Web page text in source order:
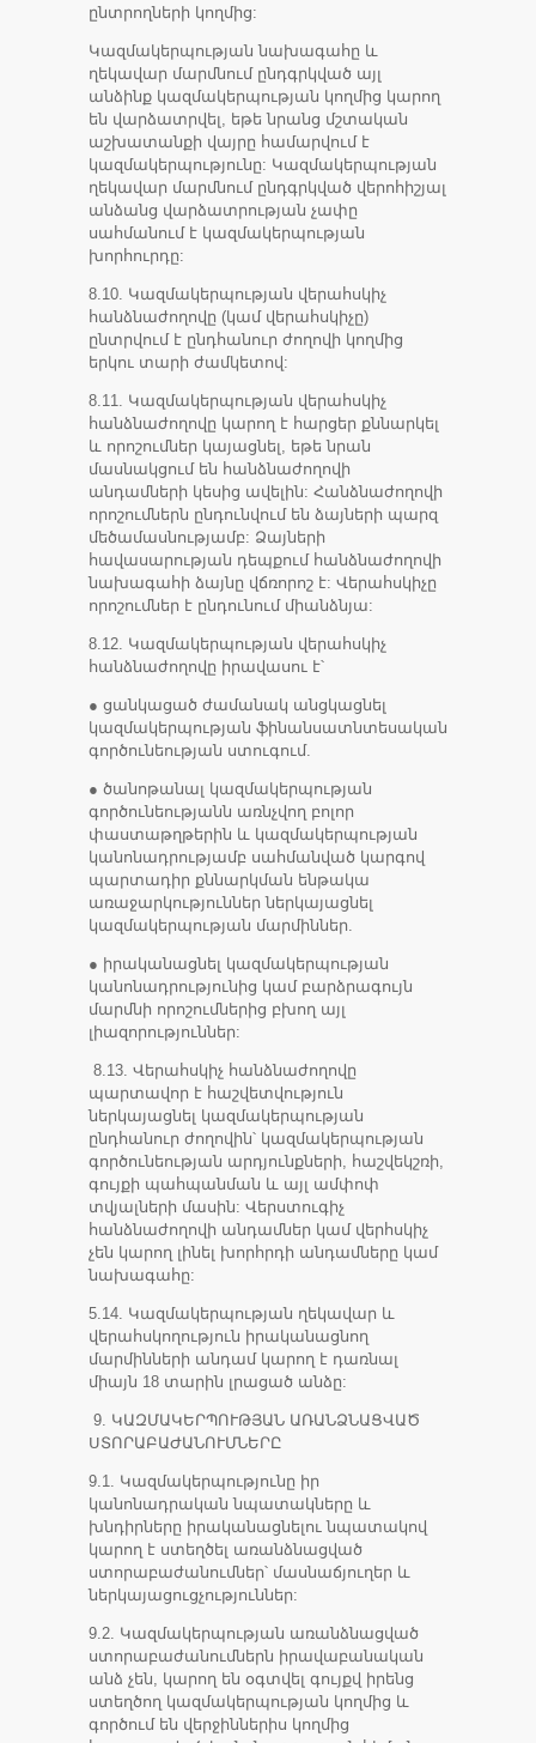
ընտրողների կողմից:
Կազմակերպության նախագահը և
ղեկավար մարմնում ընդգրկված այլ
անձինք կազմակերպության կողմից կարող
են վարձատրվել, եթե նրանց մշտական
աշխատանքի վայրը համարվում է
կազմակերպությունը: Կազմակերպության
ղեկավար մարմնում ընդգրկված վերոհիշյալ
անձանց վարձատրության չափը
սահմանում է կազմակերպության
խորհուրդը:
8.10. Կազմակերպության վերահսկիչ
հանձնաժողովը (կամ վերահսկիչը)
ընտրվում է ընդհանուր ժողովի կողմից
երկու տարի ժամկետով:
8.11. Կազմակերպության վերահսկիչ
հանձնաժողովը կարող է հարցեր քննարկել
և որոշումներ կայացնել, եթե նրան
մասնակցում են հանձնաժողովի
անդամների կեսից ավելին: Հանձնաժողովի
որոշումներն ընդունվում են ձայների պարզ
մեծամասնությամբ: Ձայների
հավասարության դեպքում հանձնաժողովի
նախագահի ձայնը վճռորոշ է: Վերահսկիչը
որոշումներ է ընդունում միանձնյա:
8.12. Կազմակերպության վերահսկիչ
հանձնաժողովը իրավասու է՝
● ցանկացած ժամանակ անցկացնել
կազմակերպության ֆինանսատնտեսական
գործունեության ստուգում.
● ծանոթանալ կազմակերպության
գործունեությանն առնչվող բոլոր
փաստաթղթերին և կազմակերպության
կանոնադրությամբ սահմանված կարգով
պարտադիր քննարկման ենթակա
առաջարկություններ ներկայացնել
կազմակերպության մարմիններ.
● իրականացնել կազմակերպության
կանոնադրությունից կամ բարձրագույն
մարմնի որոշումներից բխող այլ
լիազորություններ:
8.13. Վերահսկիչ հանձնաժողովը
պարտավոր է հաշվետվություն
ներկայացնել կազմակերպության
ընդհանուր ժողովին՝ կազմակերպության
գործունեության արդյունքների, հաշվեկշռի,
գույքի պահպանման և այլ ամփոփ
տվյալների մասին: Վերստուգիչ
հանձնաժողովի անդամներ կամ վերհսկիչ
չեն կարող լինել խորհրդի անդամները կամ
նախագահը:
5.14. Կազմակերպության ղեկավար և
վերահսկողություն իրականացնող
մարմինների անդամ կարող է դառնալ
միայն 18 տարին լրացած անձը:
9. ԿԱԶՄԱԿԵՐՊՈՒԹՅԱՆ ԱՌԱՆՁՆԱՑՎԱԾ
ՍՏՈՐԱԲԱԺԱՆՈՒՄՆԵՐԸ
9.1. Կազմակերպությունը իր
կանոնադրական նպատակները և
խնդիրները իրականացնելու նպատակով
կարող է ստեղծել առանձնացված
ստորաբաժանումներ՝ մասնաճյուղեր և
ներկայացուցչություններ:
9.2. Կազմակերպության առանձնացված
ստորաբաժանումներն իրավաբանական
անձ չեն, կարող են օգտվել գույքվ իրենց
ստեղծող կազմակերպության կողմից և
գործում են վերջիններիս կողմից